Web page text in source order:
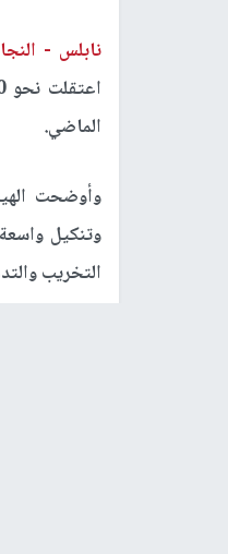
نابلس -
اعتقلت نحو 7490 مواطنا من الضفة، منذ بدء العدوان على قطاع
الماضي.
وأوضحت
وتنكيل
التخريب